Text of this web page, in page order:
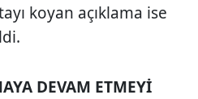
koyan açıklama ise
DEVAM ETMEYİ